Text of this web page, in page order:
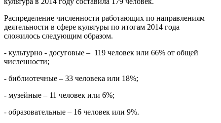
Распределение численности работающих по направлениям
деятельности в сфере культуры по итогам 2014 года
сложилось следующим образом.
- культурно - досуговые – 119 человек или 66% от общей
численности;
- библиотечные – 33 человека или 18%;
- музейные – 11 человек или 6%;
- образовательные – 16 человек или 9%.